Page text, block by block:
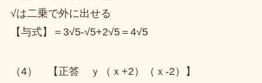
√は二乗で外に出せる
【与式】＝3√5-√5+2√5＝4√5
（4） 【正答 ｙ（ｘ+2）（ｘ-2）】